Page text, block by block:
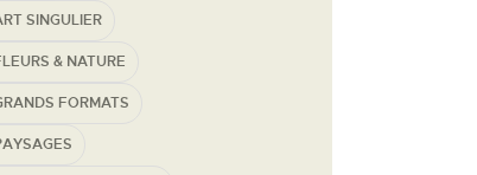
SINGULIER
& NATURE
FORMATS